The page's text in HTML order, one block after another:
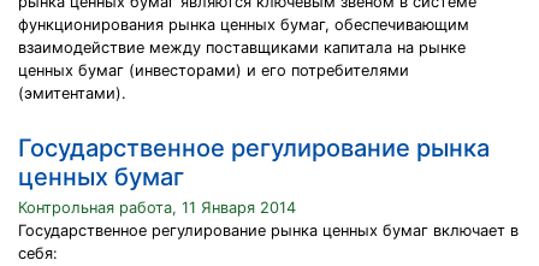
функционирования рынка ценных бумаг, обеспечивающим
взаимодействие между поставщиками капитала на рынке
ценных бумаг (инвесторами) и его потребителями
(эмитентами).
Государственное регулирование рынка
ценных бумаг
Контрольная работа, 11 Января 2014
Государственное регулирование рынка ценных бумаг включает в
себя: